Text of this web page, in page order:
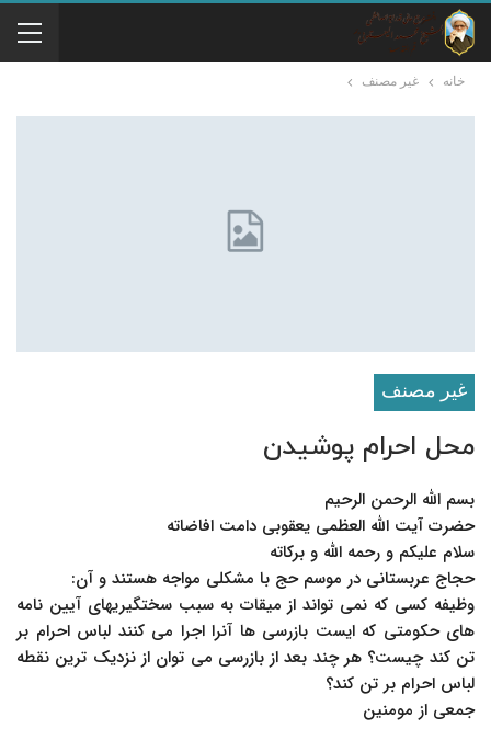
خانه غير مصنف
غير مصنف
محل احرام پوشیدن
بسم الله الرحمن الرحیم
حضرت آیت الله العظمی یعقوبی دامت افاضاته
سلام علیکم و رحمه الله و برکاته
حجاج عربستانی در موسم حج با مشکلی مواجه هستند و آن:‏
وظیفه کسی که نمی تواند از میقات به سبب سختگیریهای آیین نامه
های حکومتی که ایست بازرسی ها ‏آنرا اجرا می کنند لباس احرام بر
تن کند چیست؟ هر چند بعد از بازرسی می توان از نزدیک ترین ‏نقطه
لباس احرام بر تن کند؟
جمعی از مومنین